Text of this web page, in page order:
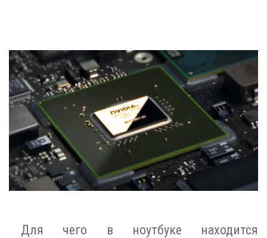
Для чего в ноутбуке находится